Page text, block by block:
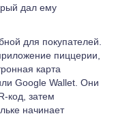
дал ему
для покупателей.
пиццерии,
карта
Google Wallet. Они
код, затем
начинает